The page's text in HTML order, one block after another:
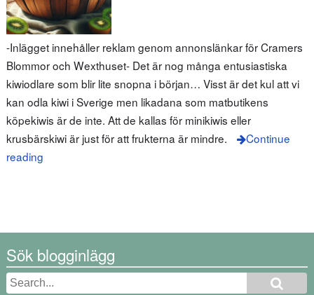
-Inlägget innehåller reklam genom annonslänkar för Cramers
Blommor och Wexthuset- Det är nog många entusiastiska
kiwiodlare som blir lite snopna i början… Visst är det kul att vi
kan odla kiwi i Sverige men likadana som matbutikens
köpekiwis är de inte. Att de kallas för minikiwis eller
krusbärskiwi är just för att frukterna är mindre.
Continue
reading
Sök blogginlägg